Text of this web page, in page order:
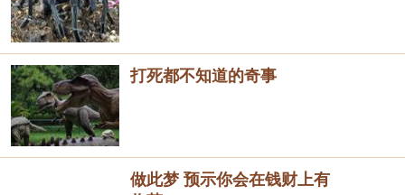
打死都不知道的奇事
做此梦 预示你会在钱财上有